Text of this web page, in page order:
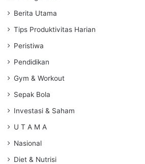
Berita Utama
Tips Produktivitas Harian
Peristiwa
Pendidikan
Gym & Workout
Sepak Bola
Investasi & Saham
U T A M A
Nasional
Diet & Nutrisi